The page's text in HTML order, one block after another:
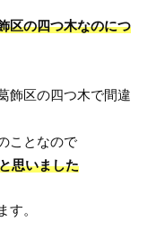
区の四つ木なのにつ
飾区の四つ木で間違
ことなので
思いました
す。